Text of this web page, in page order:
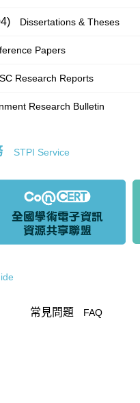
Dissertations & Theses
Papers
Research Reports
Research Bulletin
STPI Service
常見問題 FAQ